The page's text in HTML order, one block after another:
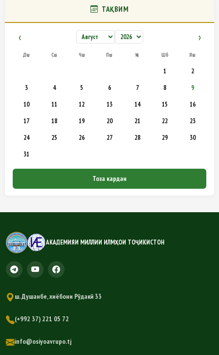
ТАҚВИМ
‹ ›
Дш Сш Чш Пш Ҷм Шб Яш
1
2
3
4 5 6 7 8
9
10
11 12 13 14 15
16
17
18 19 20 21 22
23
24
25 26 27 28 29
30
31
Тоза кардан
АКАДЕМИЯИ МИЛЛИИ ИЛМҲОИ ТОҶИКИСТОН
ш. Душанбе, хиёбони Рӯдакӣ 33
(+992 37) 221 05 72
info@osiyoavrupo.tj